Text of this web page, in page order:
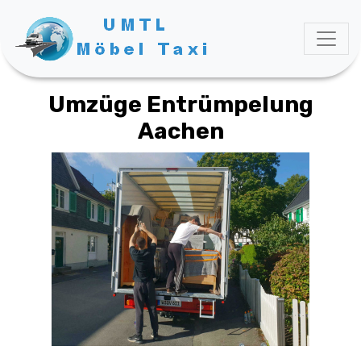
Umzüge Entrümpelung
Aachen